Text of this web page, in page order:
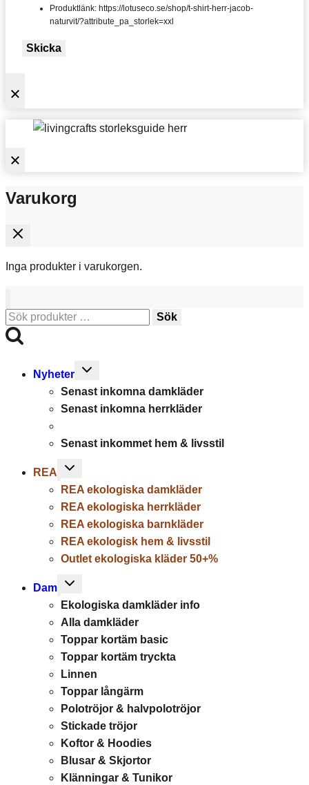
Produktlänk: https://lotuseco.se/shop/t-shirt-herr-jacob-
naturvit/?attribute_pa_storlek=xxl
Skicka
Varukorg
Inga produkter i varukorgen.
Sök
efter:
Sök
Nyheter
Toggle
menu
Senast inkomna damkläder
Senast inkomna herrkläder
Senast inkommet hem & livsstil
REA
Toggle
menu
REA ekologiska damkläder
REA ekologiska herrkläder
REA ekologiska barnkläder
REA ekologisk hem & livsstil
Outlet ekologiska kläder 50+%
Dam
Toggle
menu
Ekologiska damkläder info
Alla damkläder
Toppar kortäm basic
Toppar kortäm tryckta
Linnen
Toppar långärm
Polotröjor & halvpolotröjor
Stickade tröjor
Koftor & Hoodies
Blusar & Skjortor
Klänningar & Tunikor